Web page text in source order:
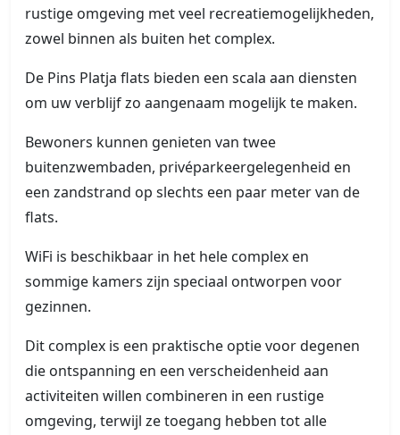
rustige omgeving met veel recreatiemogelijkheden,
zowel binnen als buiten het complex.
De Pins Platja flats bieden een scala aan diensten
om uw verblijf zo aangenaam mogelijk te maken.
Bewoners kunnen genieten van twee
buitenzwembaden, privéparkeergelegenheid en
een zandstrand op slechts een paar meter van de
flats.
WiFi is beschikbaar in het hele complex en
sommige kamers zijn speciaal ontworpen voor
gezinnen.
Dit complex is een praktische optie voor degenen
die ontspanning en een verscheidenheid aan
activiteiten willen combineren in een rustige
omgeving, terwijl ze toegang hebben tot alle